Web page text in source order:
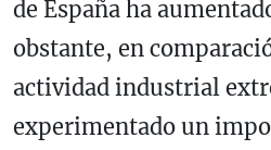
de España ha
obstante, en
actividad industrial
experimentado un